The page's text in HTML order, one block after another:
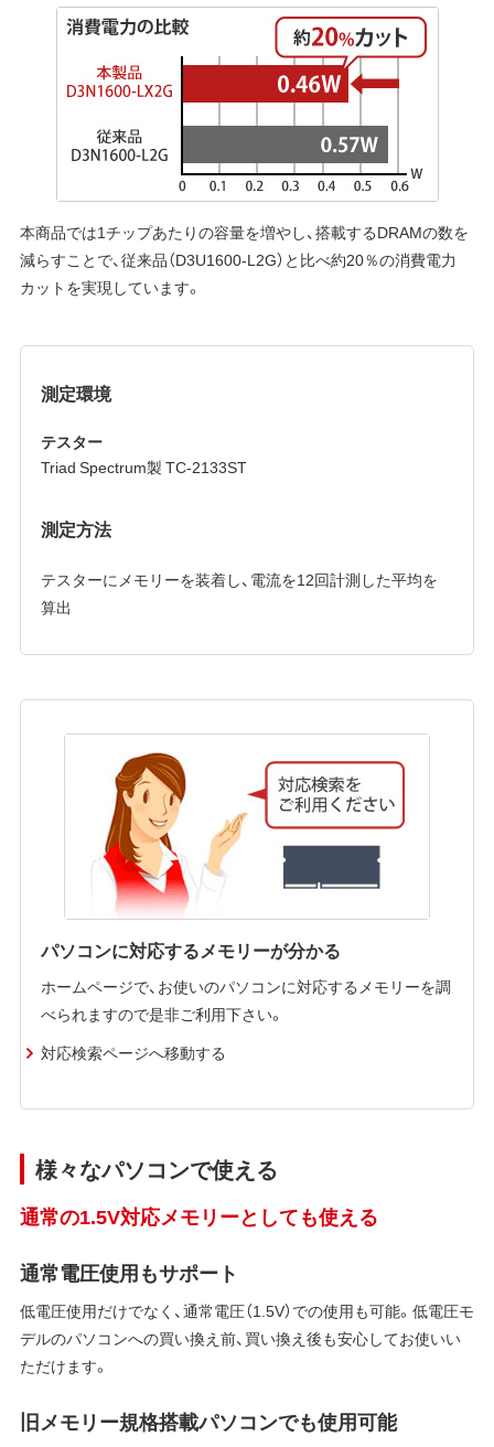
本商品では1チップあたりの容量を増やし、搭載するDRAMの数を
減らすことで、従来品（D3U1600-L2G）と比べ約20％の消費電力
カットを実現しています。
測定環境
テスター
Triad Spectrum製 TC-2133ST
測定方法
テスターにメモリーを装着し、電流を12回計測した平均を
算出
パソコンに対応するメモリーが分かる
ホームページで、お使いのパソコンに対応するメモリーを調
べられますので是非ご利用下さい。
対応検索ページへ移動する
様々なパソコンで使える
通常の1.5V対応メモリーとしても使える
通常電圧使用もサポート
低電圧使用だけでなく、通常電圧（1.5V）での使用も可能。低電圧モ
デルのパソコンへの買い換え前、買い換え後も安心してお使いい
ただけます。
旧メモリー規格搭載パソコンでも使用可能